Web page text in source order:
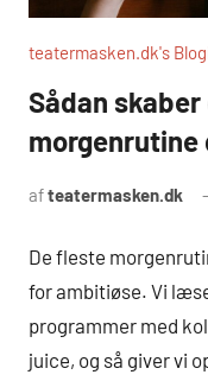
teatermasken.dk's
Sådan
morgenrutine
afteatermasken.dk
De fleste
for ambitiøse. Vi
programmer med
juice, og så giver vi